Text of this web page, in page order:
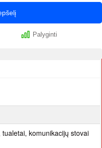
Palyginti
komunikacijų stovai